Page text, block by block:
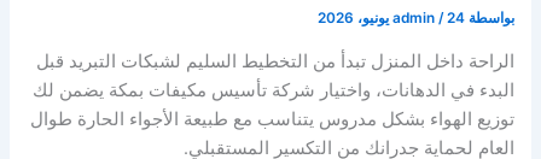
بواسطة admin /24 يونيو، 2026
الراحة داخل المنزل تبدأ من التخطيط السليم لشبكات التبريد قبل
البدء في الدهانات، واختيار شركة تأسيس مكيفات بمكة يضمن لك
توزيع الهواء بشكل مدروس يتناسب مع طبيعة الأجواء الحارة طوال
العام لحماية جدرانك من التكسير المستقبلي.